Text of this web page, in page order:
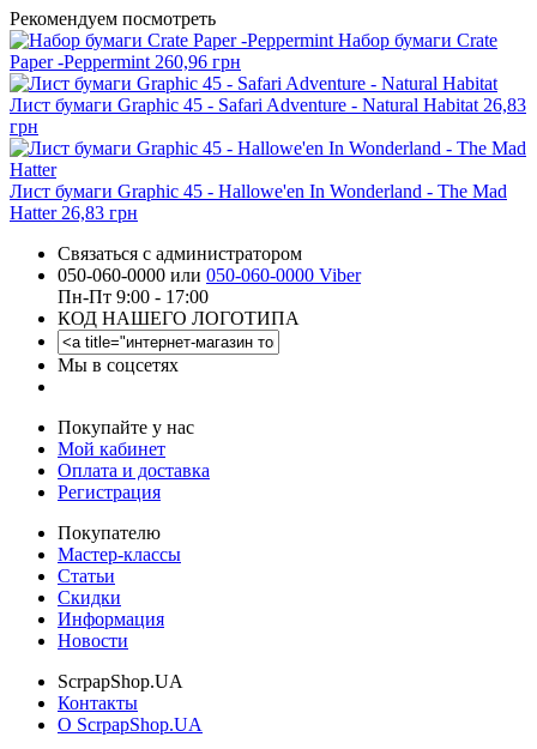
Рекомендуем посмотреть
Набор бумаги Crate
Paper -Peppermint 260,96 грн
Лист бумаги Graphic 45 - Safari Adventure - Natural Habitat 26,83
грн
Лист бумаги Graphic 45 - Hallowe'en In Wonderland - The Mad
Hatter 26,83 грн
Связаться с администратором
050-060-0000 или 050-060-0000 Viber
Пн-Пт 9:00 - 17:00
КОД НАШЕГО ЛОГОТИПА
Мы в соцсетях
Покупайте у нас
Мой кабинет
Оплата и доставка
Регистрация
Покупателю
Мастер-классы
Статьи
Скидки
Информация
Новости
ScrpapShop.UA
Контакты
О ScrpapShop.UA